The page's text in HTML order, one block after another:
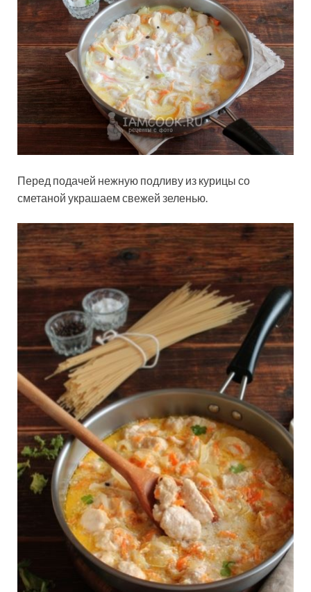
Перед подачей нежную подливу из курицы со
сметаной украшаем свежей зеленью.